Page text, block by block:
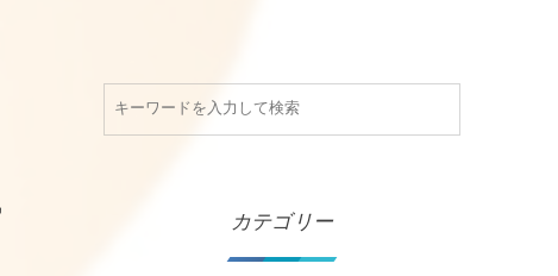
カテゴリー